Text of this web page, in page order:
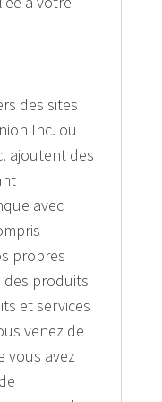
des sites
Inc. ou
ajoutent des
avec
propres
des produits
et services
venez de
vous avez